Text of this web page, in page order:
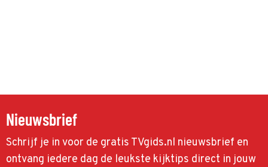
Nieuwsbrief
Schrijf je in voor de gratis TVgids.nl nieuwsbrief en
ontvang iedere dag de leukste kijktips direct in jouw